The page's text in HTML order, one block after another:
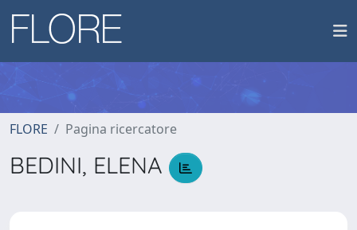
FLORE Pagina ricercatore
BEDINI, ELENA